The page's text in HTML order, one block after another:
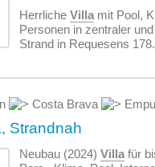
Herrliche Villa mit Pool,
Personen in zentraler
Strand in Requesens
Costa Brava
Strandnah
Neubau (2024) Villa für